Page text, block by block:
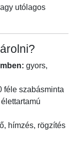
utólagos
gyors,
féle szabásminta
hímzés, rögzítés